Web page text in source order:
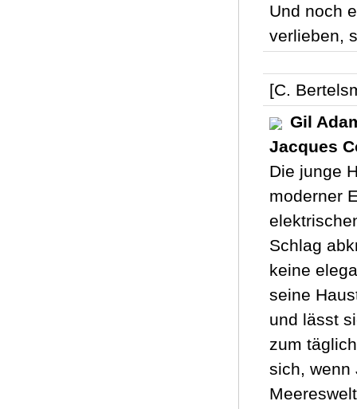
Und noch
verlieben,
[C.
Gil
Jacques
Die junge
moderner
Schlag
keine
seine
und lässt
zum
sich, wenn